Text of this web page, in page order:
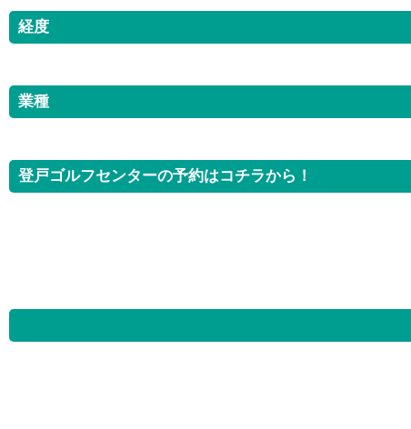
経度
業種
登戸ゴルフセンターの予約はコチラから！